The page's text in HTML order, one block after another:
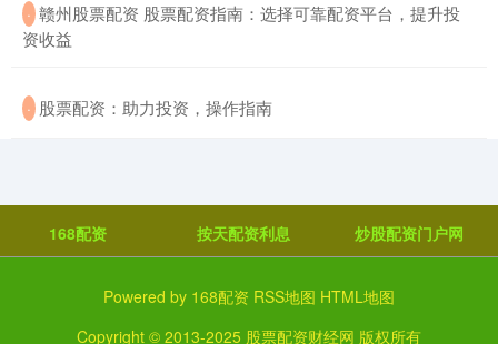
· ​赣州股票配资 股票配资指南：选择可靠配资平台，提升投
资收益
· ​股票配资：助力投资，操作指南
168配资 按天配资利息 炒股配资门户网
Powered by 168配资 RSS地图 HTML地图
Copyright © 2013-2025 股票配资财经网 版权所有